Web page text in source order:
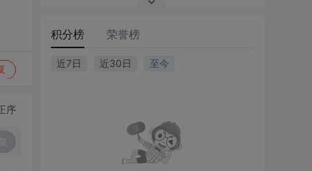
序
积分榜 荣誉榜
近7日 近30日 至今